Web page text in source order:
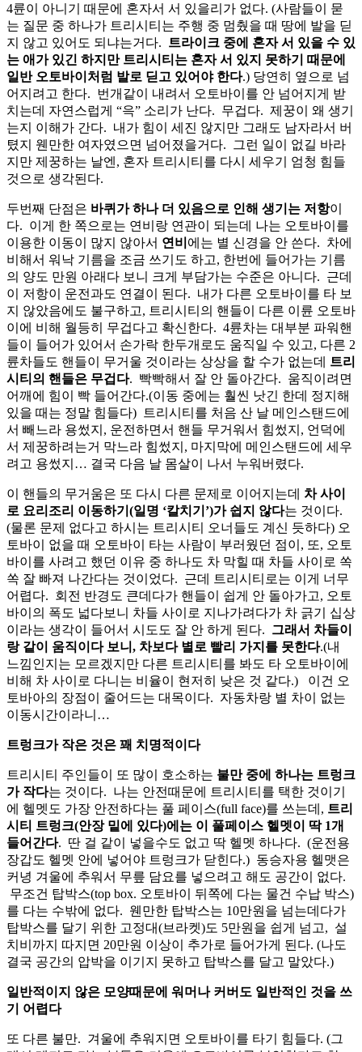
4륜이 아니기 때문에 혼자서 서 있을리가 없다. (사람들이 묻
는 질문 중 하나가 트리시티는 주행 중 멈췄을 때 땅에 발을 딛
지 않고 있어도 되냐는거다. 트라이크 중에 혼자 서 있을 수 있
는 애가 있긴 하지만 트리시티는 혼자 서 있지 못하기 때문에
일반 오토바이처럼 발로 딛고 있어야 한다.) 당연히 옆으로 넘
어지려고 한다. 번개같이 내려서 오토바이를 안 넘어지게 받
치는데 자연스럽게 “윽” 소리가 난다. 무겁다. 제꿍이 왜 생기
는지 이해가 간다. 내가 힘이 세진 않지만 그래도 남자라서 버
텼지 웬만한 여자였으면 넘어졌을거다. 그런 일이 없길 바라
지만 제꿍하는 날엔, 혼자 트리시티를 다시 세우기 엄청 힘들
것으로 생각된다.
두번째 단점은 바퀴가 하나 더 있음으로 인해 생기는 저항이
다. 이게 한 쪽으로는 연비랑 연관이 되는데 나는 오토바이를
이용한 이동이 많지 않아서 연비 에는 별 신경을 안 쓴다. 차에
비해서 워낙 기름을 조금 쓰기도 하고, 한번에 들어가는 기름
의 양도 만원 아래다 보니 크게 부담가는 수준은 아니다. 근데
이 저항이 운전과도 연결이 된다. 내가 다른 오토바이를 타 보
지 않았음에도 불구하고, 트리시티의 핸들이 다른 이륜 오토바
이에 비해 월등히 무겁다고 확신한다. 4륜차는 대부분 파워핸
들이 들어가 있어서 손가락 한두개로도 움직일 수 있고, 다른 2
륜차들도 핸들이 무거울 것이라는 상상을 할 수가 없는데 트리
시티의 핸들은 무겁다. 빡빡해서 잘 안 돌아간다. 움직이려면
어깨에 힘이 빡 들어간다.(이동 중에는 훨씬 낫긴 한데 정지해
있을 때는 정말 힘들다) 트리시티를 처음 산 날 메인스탠드에
서 빼느라 용썼지, 운전하면서 핸들 무거워서 힘썼지, 언덕에
서 제꿍하려는거 막느라 힘썼지, 마지막에 메인스탠드에 세우
려고 용썼지… 결국 다음 날 몸살이 나서 누워버렸다.
이 핸들의 무거움은 또 다시 다른 문제로 이어지는데 차 사이
로 요리조리 이동하기(일명 ‘칼치기’)가 쉽지 않다는 것이다.
(물론 문제 없다고 하시는 트리시티 오너들도 계신 듯하다) 오
토바이 없을 때 오토바이 타는 사람이 부러웠던 점이, 또, 오토
바이를 사려고 했던 이유 중 하나도 차 막힐 때 차들 사이로 쏙
쏙 잘 빠져 나간다는 것이었다. 근데 트리시티로는 이게 너무
어렵다. 회전 반경도 큰데다가 핸들이 쉽게 안 돌아가고, 오토
바이의 폭도 넓다보니 차들 사이로 지나가려다가 차 긁기 십상
이라는 생각이 들어서 시도도 잘 안 하게 된다. 그래서 차들이
랑 같이 움직이다 보니, 차보다 별로 빨리 가지를 못한다.(내
느낌인지는 모르겠지만 다른 트리시티를 봐도 타 오토바이에
비해 차 사이로 다니는 비율이 현저히 낮은 것 같다.) 이건 오
토바아의 장점이 줄어드는 대목이다. 자동차랑 별 차이 없는
이동시간이라니…
트렁크가 작은 것은 꽤 치명적이다
트리시티 주인들이 또 많이 호소하는 불만 중에 하나는 트렁크
가 작다는 것이다. 나는 안전때문에 트리시티를 택한 것이기
에 헬멧도 가장 안전하다는 풀 페이스(full face)를 쓰는데, 트리
시티 트렁크(안장 밑에 있다)에는 이 풀페이스 헬멧이 딱 1개
들어간다. 딴 걸 같이 넣을수도 없고 딱 헬멧 하나다. (운전용
장갑도 헬멧 안에 넣어야 트렁크가 닫힌다.) 동승자용 헬맷은
커녕 겨울에 추워서 무릎 담요를 넣으려고 해도 공간이 없다.
무조건 탑박스(top box. 오토바이 뒤쪽에 다는 물건 수납 박스)
를 다는 수밖에 없다. 웬만한 탑박스는 10만원을 넘는데다가
탑박스를 달기 위한 고정대(브라켓)도 5만원을 쉽게 넘고, 설
치비까지 따지면 20만원 이상이 추가로 들어가게 된다. (나도
결국 공간의 압박을 이기지 못하고 탑박스를 달고 말았다.)
일반적이지 않은 모양때문에 워머나 커버도 일반적인 것을 쓰
기 어렵다
또 다른 불만. 겨울에 추워지면 오토바이를 타기 힘들다. (그